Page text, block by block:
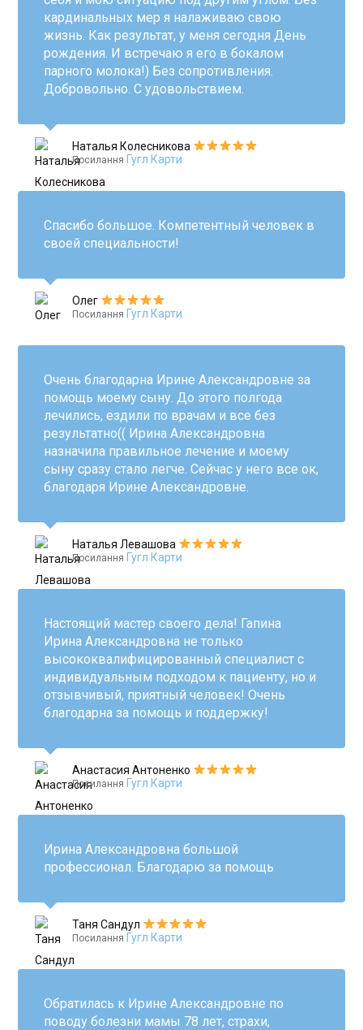
кардинальных мер я налаживаю свою
жизнь. Как результат, у меня сегодня День
рождения. И встречаю я его в бокалом
парного молока!) Без сопротивления.
Добровольно. С удовольствием.
Наталья Колесникова
Посилання Гугл Карти
Спасибо большое. Компетентный человек в
своей специальности!
Олег
Посилання Гугл Карти
Очень благодарна Ирине Александровне за
помощь моему сыну. До этого полгода
лечились, ездили по врачам и все без
результатно(( Ирина Александровна
назначила правильное лечение и моему
сыну сразу стало легче. Сейчас у него все ок,
благодаря Ирине Александровне.
Наталья Левашова
Посилання Гугл Карти
Настоящий мастер своего дела! Гапина
Ирина Александровна не только
высококвалифицированный специалист с
индивидуальным подходом к пациенту, но и
отзывчивый, приятный человек! Очень
благодарна за помощь и поддержку!
Анастасия Антоненко
Посилання Гугл Карти
Ирина Александровна большой
профессионал. Благодарю за помощь
Таня Сандул
Посилання Гугл Карти
Обратилась к Ирине Александровне по
поводу болезни мамы 78 лет, страхи,